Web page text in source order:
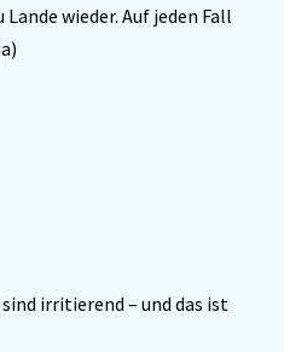
wieder. Auf jeden Fall
irritierend – und das ist